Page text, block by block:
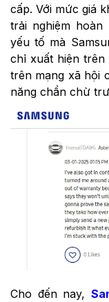
cấp. Với mức giá
trải nghiệm
yếu tố mà
chỉ xuất hiện
trên mạng xã hội
năng chần chừ
Cho đến nay,